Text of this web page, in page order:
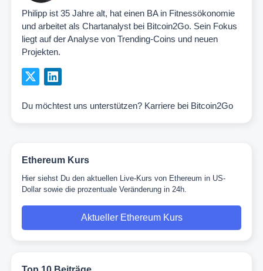
Philipp ist 35 Jahre alt, hat einen BA in Fitnessökonomie
und arbeitet als Chartanalyst bei Bitcoin2Go. Sein Fokus
liegt auf der Analyse von Trending-Coins und neuen
Projekten.
Du möchtest uns unterstützen? Karriere bei Bitcoin2Go
Ethereum Kurs
Hier siehst Du den aktuellen Live-Kurs von Ethereum in US-
Dollar sowie die prozentuale Veränderung in 24h.
Aktueller Ethereum Kurs